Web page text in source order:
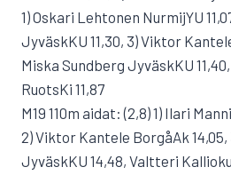
1) Oskari Lehtonen NurmijYU
JyväskKU 11,30, 3) Viktor
Miska Sundberg JyväskKU
RuotsKi 11,87
M19 110m aidat: (2,8) 1) Ilari
2) Viktor Kantele BorgåAk
JyväskKU 14,48, Valtteri